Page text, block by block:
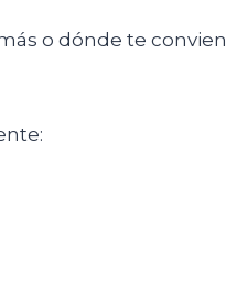
o dónde te